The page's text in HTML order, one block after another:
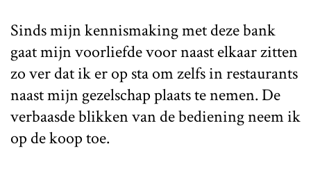
Sinds mijn kennismaking met deze bank
gaat mijn voorliefde voor naast elkaar zitten
zo ver dat ik er op sta om zelfs in restaurants
naast mijn gezelschap plaats te nemen. De
verbaasde blikken van de bediening neem ik
op de koop toe.